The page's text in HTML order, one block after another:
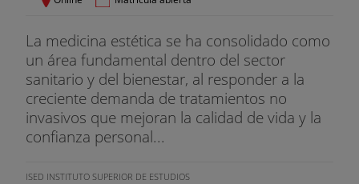
- Masaje corporal I
- Masaje corporal II
- Masaje corporal III
- Masaje corporal IV
- Adaptación del protocolo de masaje estético
La medicina estética se ha consolidado como
un área fundamental dentro del sector
sanitario y del bienestar, al responder a la
creciente demanda de tratamientos no
invasivos que mejoran la calidad de vida y la
confianza personal...
ISED INSTITUTO SUPERIOR DE ESTUDIOS